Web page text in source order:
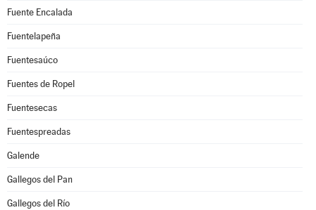
Fuente Encalada
Fuentelapeña
Fuentesaúco
Fuentes de Ropel
Fuentesecas
Fuentespreadas
Galende
Gallegos del Pan
Gallegos del Río